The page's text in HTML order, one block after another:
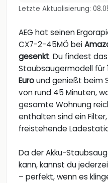
Letzte Aktualisierung:
AEG hat seinen
CX7-2-45MÖ bei
gesenkt. Du findest
Staubsaugermodell für
Euround genießt beim
von rund 45 Minuten,
gesamte Wohnung
enthalten sind ein
freistehende
Da der Akku-
kann, kannst du
– perfekt, wenn es